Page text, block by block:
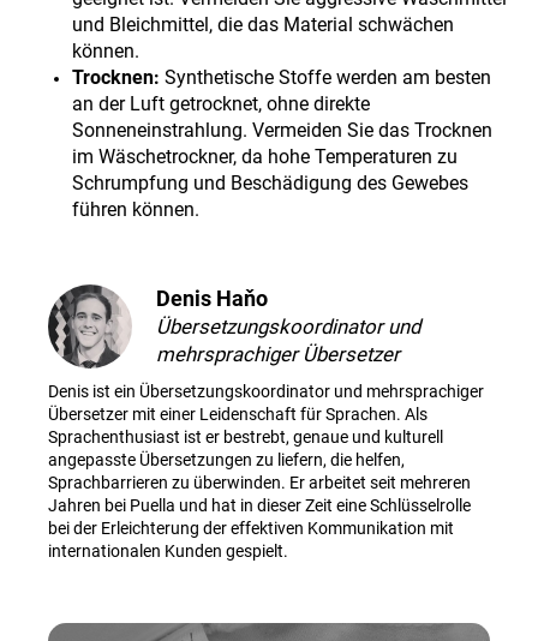
und Bleichmittel, die das Material schwächen
können.
Trocknen: Synthetische Stoffe werden am besten
an der Luft getrocknet, ohne direkte
Sonneneinstrahlung. Vermeiden Sie das Trocknen
im Wäschetrockner, da hohe Temperaturen zu
Schrumpfung und Beschädigung des Gewebes
führen können.
Denis Haňo
Übersetzungskoordinator und
mehrsprachiger Übersetzer
Denis ist ein Übersetzungskoordinator und mehrsprachiger
Übersetzer mit einer Leidenschaft für Sprachen. Als
Sprachenthusiast ist er bestrebt, genaue und kulturell
angepasste Übersetzungen zu liefern, die helfen,
Sprachbarrieren zu überwinden. Er arbeitet seit mehreren
Jahren bei Puella und hat in dieser Zeit eine Schlüsselrolle
bei der Erleichterung der effektiven Kommunikation mit
internationalen Kunden gespielt.